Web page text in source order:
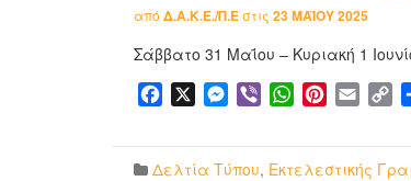
από Δ.Α.Κ.Ε./Π.Εστις 23 ΜΑΪ́ΟΥ 2025
Σάββατο 31 Μαΐου – Κυριακή 1
Facebook Messenger
Viber WhatsApp
Pinterest
Email
Δελτία Τύπου, Εκτελεστικής